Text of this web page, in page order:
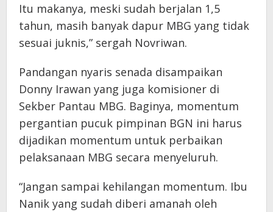
Itu makanya, meski sudah berjalan 1,5
tahun, masih banyak dapur MBG yang tidak
sesuai juknis,” sergah Novriwan.
Pandangan nyaris senada disampaikan
Donny Irawan yang juga komisioner di
Sekber Pantau MBG. Baginya, momentum
pergantian pucuk pimpinan BGN ini harus
dijadikan momentum untuk perbaikan
pelaksanaan MBG secara menyeluruh.
“Jangan sampai kehilangan momentum. Ibu
Nanik yang sudah diberi amanah oleh